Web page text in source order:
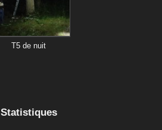
T5 de nuit
Statistiques